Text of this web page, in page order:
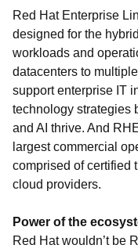
Red Hat Enterprise
designed for the
workloads and
datacenters to
support enterprise IT
technology strategies
and AI thrive. And
largest commercial
comprised of certified
cloud providers.
Power of the
Red Hat wouldn’t be